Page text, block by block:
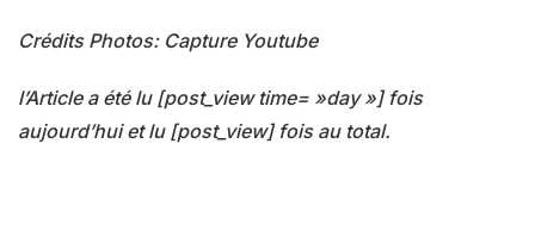
Crédits Photos: Capture Youtube
l’Article a été lu [post_view time= »day »] fois
aujourd’hui et lu [post_view] fois au total.